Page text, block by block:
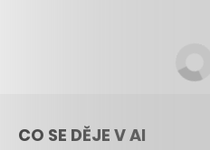
CO SE DĚJE V AI